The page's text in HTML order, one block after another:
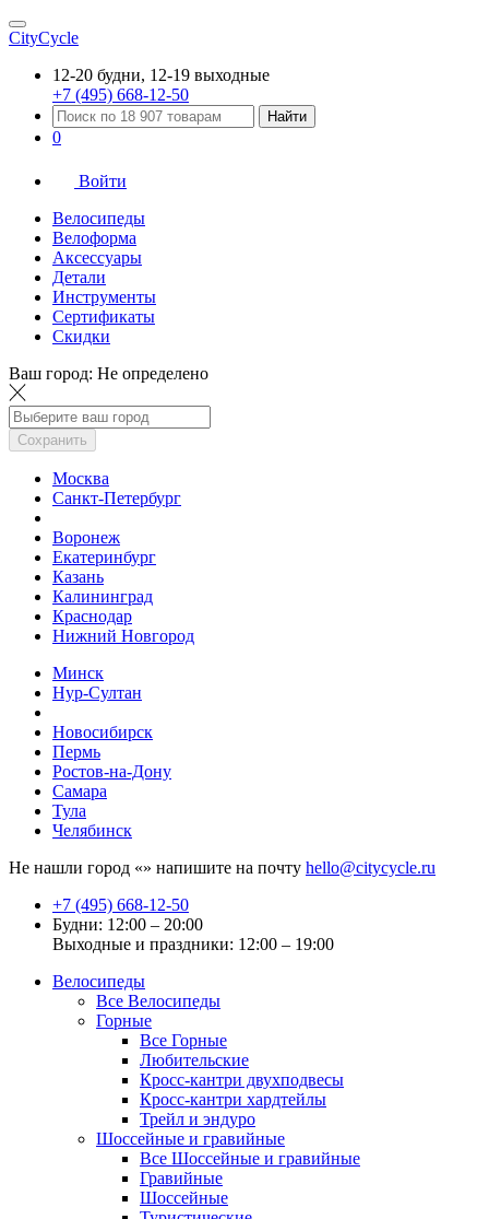
CityCycle
12-20 будни, 12-19 выходные
+7 (495) 668-12-50
Найти
0
Войти
Велосипеды
Велоформа
Аксессуары
Детали
Инструменты
Сертификаты
Скидки
Ваш город: Не определено
Сохранить
Москва
Санкт-Петербург
Воронеж
Екатеринбург
Казань
Калининград
Краснодар
Нижний Новгород
Минск
Нур-Султан
Новосибирск
Пермь
Ростов-на-Дону
Самара
Тула
Челябинск
Не нашли город «» напишите на почту hello@citycycle.ru
+7 (495) 668-12-50
Будни: 12:00 – 20:00
Выходные и праздники: 12:00 – 19:00
Велосипеды
Все Велосипеды
Горные
Все Горные
Любительские
Кросс-кантри двухподвесы
Кросс-кантри хардтейлы
Трейл и эндуро
Шоссейные и гравийные
Все Шоссейные и гравийные
Гравийные
Шоссейные